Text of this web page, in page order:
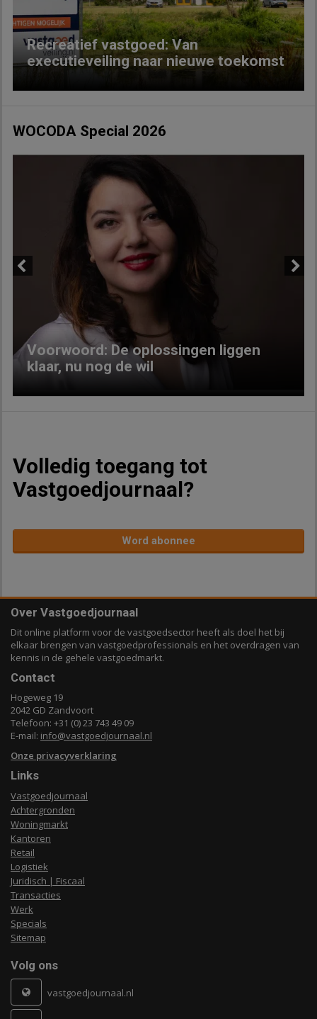
Recreatief vastgoed: Van
executieveiling naar nieuwe toekomst
WOCODA Special 2026
Voorwoord: De oplossingen liggen
klaar, nu nog de wil
Volledig toegang tot
Vastgoedjournaal?
Word abonnee
Over Vastgoedjournaal
Dit online platform voor de vastgoedsector heeft als doel het bij
elkaar brengen van vastgoedprofessionals en het overdragen van
kennis in de gehele vastgoedmarkt.
Contact
Hogeweg 19
2042 GD Zandvoort
Telefoon: +31 (0) 23 743 49 09
E-mail: info@vastgoedjournaal.nl
Onze privacyverklaring
Links
Vastgoedjournaal
Achtergronden
Woningmarkt
Kantoren
Retail
Logistiek
Juridisch | Fiscaal
Transacties
Werk
Specials
Sitemap
Volg ons
vastgoedjournaal.nl